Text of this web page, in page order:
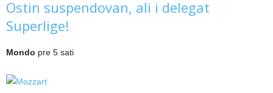
Ostin suspendovan, ali i delegat
Superlige!
Mondo pre 5 sati